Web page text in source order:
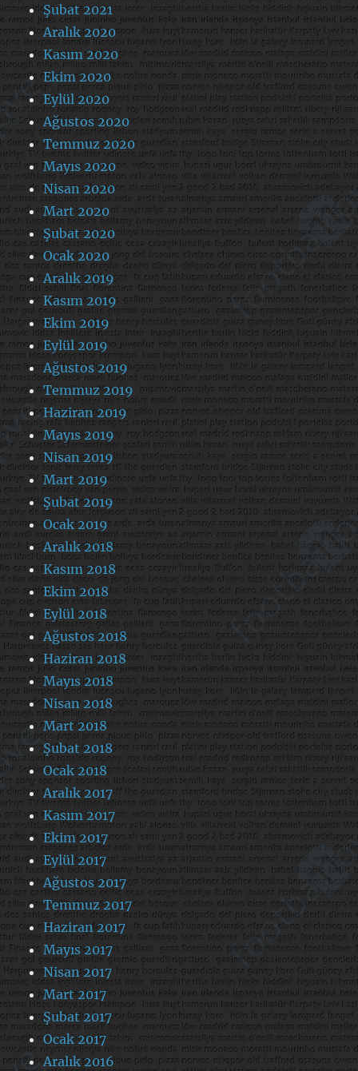
Şubat 2021
Aralık 2020
Kasım 2020
Ekim 2020
Eylül 2020
Ağustos 2020
Temmuz 2020
Mayıs 2020
Nisan 2020
Mart 2020
Şubat 2020
Ocak 2020
Aralık 2019
Kasım 2019
Ekim 2019
Eylül 2019
Ağustos 2019
Temmuz 2019
Haziran 2019
Mayıs 2019
Nisan 2019
Mart 2019
Şubat 2019
Ocak 2019
Aralık 2018
Kasım 2018
Ekim 2018
Eylül 2018
Ağustos 2018
Haziran 2018
Mayıs 2018
Nisan 2018
Mart 2018
Şubat 2018
Ocak 2018
Aralık 2017
Kasım 2017
Ekim 2017
Eylül 2017
Ağustos 2017
Temmuz 2017
Haziran 2017
Mayıs 2017
Nisan 2017
Mart 2017
Şubat 2017
Ocak 2017
Aralık 2016